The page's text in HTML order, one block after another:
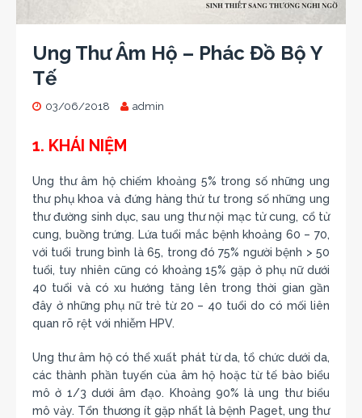
Ung Thư Âm Hộ – Phác Đồ Bộ Y
Tế
03/06/2018 admin
1. KHÁI NIỆM
Ung thư âm hộ chiếm khoảng 5% trong số những ung
thư phụ khoa và đứng hàng thứ tư trong số những ung
thư đường sinh dục, sau ung thư nội mạc tử cung, cổ tử
cung, buồng trứng. Lứa tuổi mắc bệnh khoảng 60 – 70,
với tuổi trung bình là 65, trong đó 75% người bệnh > 50
tuổi, tuy nhiên cũng có khoảng 15% gặp ở phụ nữ dưới
40 tuổi và có xu hướng tăng lên trong thời gian gần
đây ở những phụ nữ trẻ từ 20 – 40 tuổi do có mối liên
quan rõ rệt với nhiễm HPV.
Ung thư âm hộ có thể xuất phát từ da, tổ chức dưới da,
các thành phần tuyến của âm hộ hoặc từ tế bào biểu
mô ở 1/3 dưới âm đạo. Khoảng 90% là ung thư biểu
mô vảy. Tổn thương ít gặp nhất là bệnh Paget, ung thư